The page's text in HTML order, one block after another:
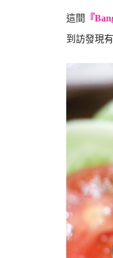
這間 『
到訪發現